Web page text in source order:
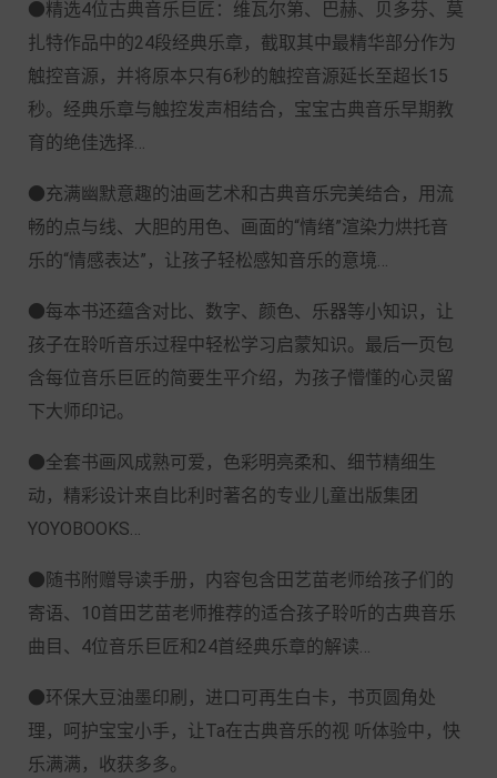
●精选4位古典音乐巨匠：维瓦尔第、巴赫、贝多芬、莫
扎特作品中的24段经典乐章，截取其中最精华部分作为
触控音源，并将原本只有6秒的触控音源延长至超长15
秒。经典乐章与触控发声相结合，宝宝古典音乐早期教
育的绝佳选择…
●充满幽默意趣的油画艺术和古典音乐完美结合，用流
畅的点与线、大胆的用色、画面的“情绪”渲染力烘托音
乐的“情感表达”，让孩子轻松感知音乐的意境…
●每本书还蕴含对比、数字、颜色、乐器等小知识，让
孩子在聆听音乐过程中轻松学习启蒙知识。最后一页包
含每位音乐巨匠的简要生平介绍，为孩子懵懂的心灵留
下大师印记。
●全套书画风成熟可爱，色彩明亮柔和、细节精细生
动，精彩设计来自比利时著名的专业儿童出版集团
YOYOBOOKS…
●随书附赠导读手册，内容包含田艺苗老师给孩子们的
寄语、10首田艺苗老师推荐的适合孩子聆听的古典音乐
曲目、4位音乐巨匠和24首经典乐章的解读…
●环保大豆油墨印刷，进口可再生白卡，书页圆角处
理，呵护宝宝小手，让Ta在古典音乐的视 听体验中，快
乐满满，收获多多。